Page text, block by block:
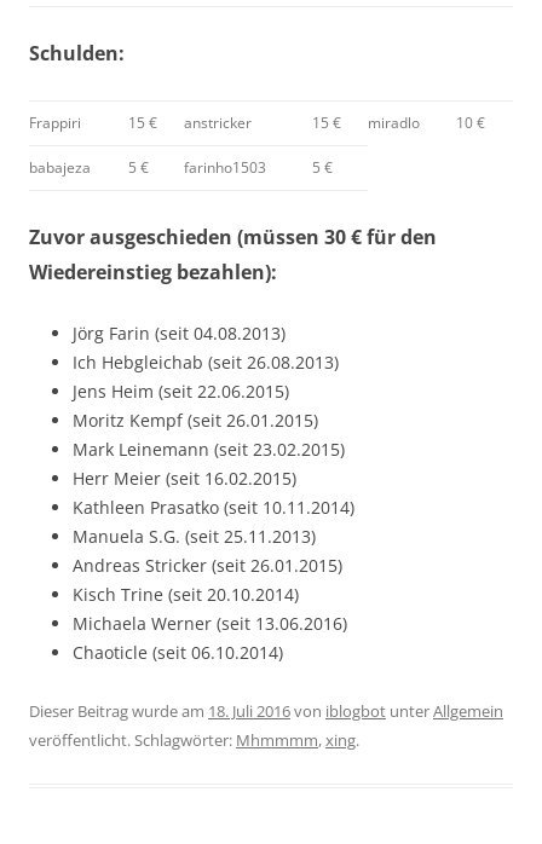
Schulden:
Frappiri 15 € anstricker 15 € miradlo 10 €
babajeza 5 € farinho1503 5 €
Zuvor ausgeschieden (müssen 30 € für den
Wiedereinstieg bezahlen):
Jörg Farin (seit 04.08.2013)
Ich Hebgleichab (seit 26.08.2013)
Jens Heim (seit 22.06.2015)
Moritz Kempf (seit 26.01.2015)
Mark Leinemann (seit 23.02.2015)
Herr Meier (seit 16.02.2015)
Kathleen Prasatko (seit 10.11.2014)
Manuela S.G. (seit 25.11.2013)
Andreas Stricker (seit 26.01.2015)
Kisch Trine (seit 20.10.2014)
Michaela Werner (seit 13.06.2016)
Chaoticle (seit 06.10.2014)
Dieser Beitrag wurde am 18. Juli 2016von iblogbot unterAllgemein
veröffentlicht. Schlagwörter: Mhmmmm,xing.